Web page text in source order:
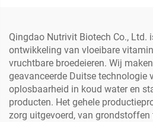
Qingdao Nutrivit Biotech Co., Ltd.
ontwikkeling van vloeibare
vruchtbare broedeieren. Wij
geavanceerde Duitse technologie
oplosbaarheid in koud water en
producten. Het gehele
zorg uitgevoerd, van